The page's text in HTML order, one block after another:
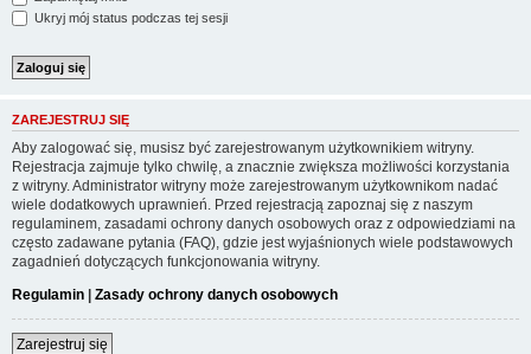
Ukryj mój status podczas tej sesji
ZAREJESTRUJ SIĘ
Aby zalogować się, musisz być zarejestrowanym użytkownikiem witryny.
Rejestracja zajmuje tylko chwilę, a znacznie zwiększa możliwości korzystania
z witryny. Administrator witryny może zarejestrowanym użytkownikom nadać
wiele dodatkowych uprawnień. Przed rejestracją zapoznaj się z naszym
regulaminem, zasadami ochrony danych osobowych oraz z odpowiedziami na
często zadawane pytania (FAQ), gdzie jest wyjaśnionych wiele podstawowych
zagadnień dotyczących funkcjonowania witryny.
Regulamin | Zasady ochrony danych osobowych
Zarejestruj się